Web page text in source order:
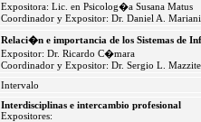
Expositora: Lic. en Psicolog�a Susana Matus
Coordinador y Expositor: Dr. Daniel A. Mariani
Relaci�n e importancia de los Sistemas de
Expositor: Dr. Ricardo C�mara
Coordinador y Expositor: Dr. Sergio L.
Intervalo
Interdisciplinas e intercambio profesional
Expositores: